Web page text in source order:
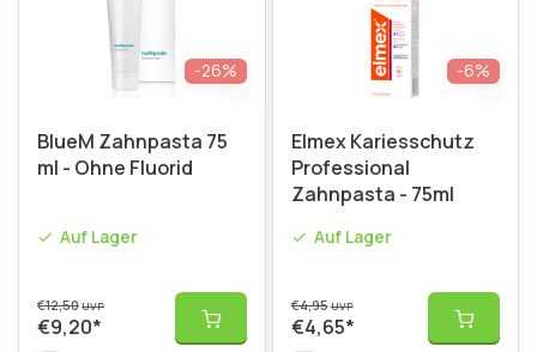
-26%
BlueM Zahnpasta 75
ml - Ohne Fluorid
Auf Lager
€12,50UVP
€9,20*
-6%
Elmex Kariesschutz
Professional
Zahnpasta - 75ml
Auf Lager
€4,95UVP
€4,65*